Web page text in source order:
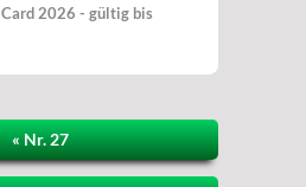
2026 - gültig bis
« Nr. 27